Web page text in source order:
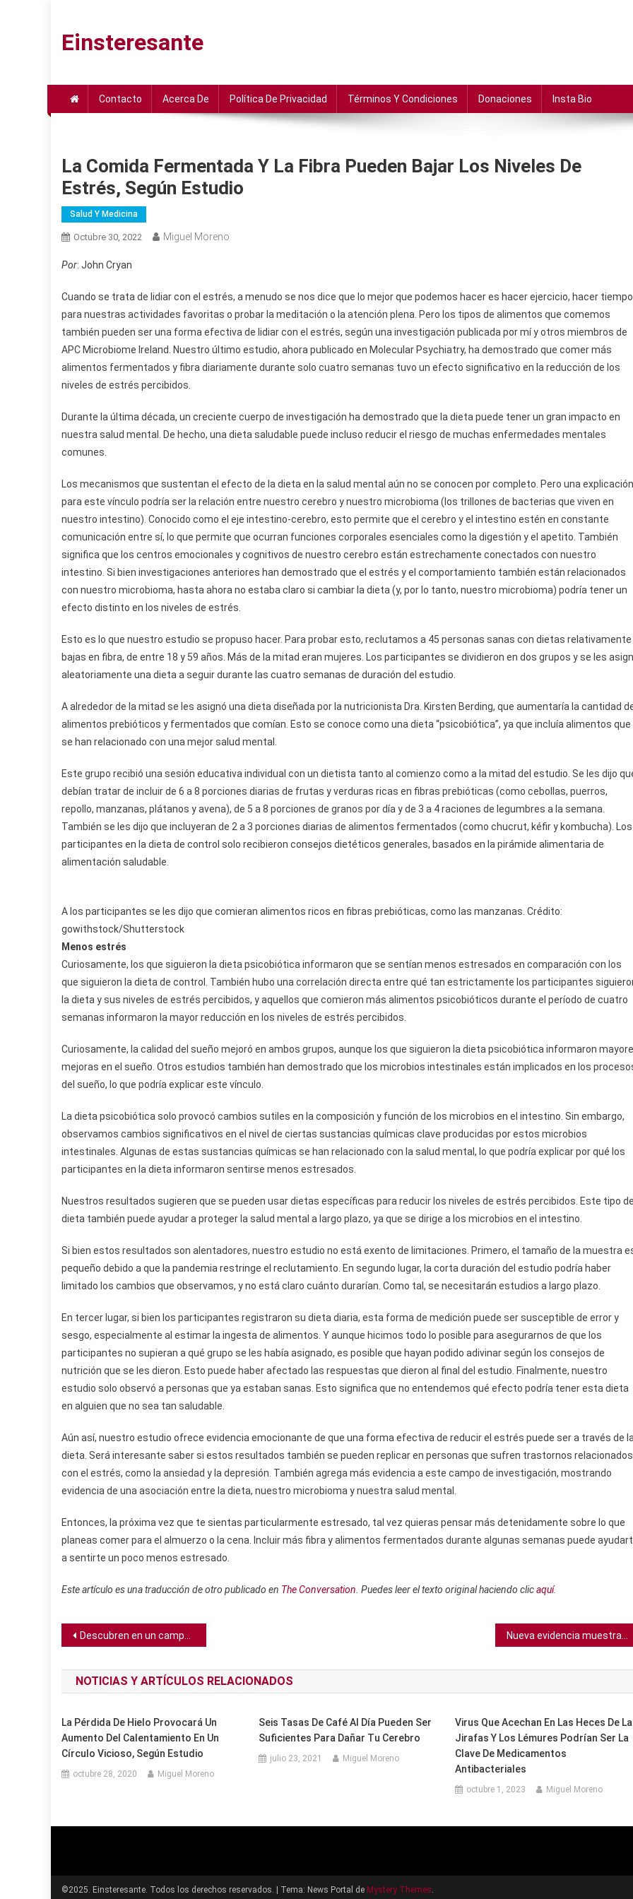
contenido
Einsteresante
Contacto Acerca De Política De Privacidad Términos Y Condiciones Donaciones Insta Bio
La Comida Fermentada Y La Fibra Pueden Bajar Los Niveles De
Estrés, Según Estudio
Salud Y Medicina
Octubre 30, 2022 Miguel Moreno
Por: John Cryan
Cuando se trata de lidiar con el estrés, a menudo se nos dice que lo mejor que podemos hacer es hacer ejercicio, hacer tiempo
para nuestras actividades favoritas o probar la meditación o la atención plena. Pero los tipos de alimentos que comemos
también pueden ser una forma efectiva de lidiar con el estrés, según una investigación publicada por mí y otros miembros de
APC Microbiome Ireland. Nuestro último estudio, ahora publicado en Molecular Psychiatry, ha demostrado que comer más
alimentos fermentados y fibra diariamente durante solo cuatro semanas tuvo un efecto significativo en la reducción de los
niveles de estrés percibidos.
Durante la última década, un creciente cuerpo de investigación ha demostrado que la dieta puede tener un gran impacto en
nuestra salud mental. De hecho, una dieta saludable puede incluso reducir el riesgo de muchas enfermedades mentales
comunes.
Los mecanismos que sustentan el efecto de la dieta en la salud mental aún no se conocen por completo. Pero una explicación
para este vínculo podría ser la relación entre nuestro cerebro y nuestro microbioma (los trillones de bacterias que viven en
nuestro intestino). Conocido como el eje intestino-cerebro, esto permite que el cerebro y el intestino estén en constante
comunicación entre sí, lo que permite que ocurran funciones corporales esenciales como la digestión y el apetito. También
significa que los centros emocionales y cognitivos de nuestro cerebro están estrechamente conectados con nuestro
intestino. Si bien investigaciones anteriores han demostrado que el estrés y el comportamiento también están relacionados
con nuestro microbioma, hasta ahora no estaba claro si cambiar la dieta (y, por lo tanto, nuestro microbioma) podría tener un
efecto distinto en los niveles de estrés.
Esto es lo que nuestro estudio se propuso hacer. Para probar esto, reclutamos a 45 personas sanas con dietas relativamente
bajas en fibra, de entre 18 y 59 años. Más de la mitad eran mujeres. Los participantes se dividieron en dos grupos y se les
aleatoriamente una dieta a seguir durante las cuatro semanas de duración del estudio.
A alrededor de la mitad se les asignó una dieta diseñada por la nutricionista Dra. Kirsten Berding, que aumentaría la cantidad
alimentos prebióticos y fermentados que comían. Esto se conoce como una dieta “psicobiótica”, ya que incluía alimentos que
se han relacionado con una mejor salud mental.
Este grupo recibió una sesión educativa individual con un dietista tanto al comienzo como a la mitad del estudio. Se les dijo
debían tratar de incluir de 6 a 8 porciones diarias de frutas y verduras ricas en fibras prebióticas (como cebollas, puerros,
repollo, manzanas, plátanos y avena), de 5 a 8 porciones de granos por día y de 3 a 4 raciones de legumbres a la semana.
También se les dijo que incluyeran de 2 a 3 porciones diarias de alimentos fermentados (como chucrut, kéfir y kombucha). Los
participantes en la dieta de control solo recibieron consejos dietéticos generales, basados ​​en la pirámide alimentaria de
alimentación saludable.
A los participantes se les dijo que comieran alimentos ricos en fibras prebióticas, como las manzanas. Crédito:
gowithstock/Shutterstock
Menos estrés
Curiosamente, los que siguieron la dieta psicobiótica informaron que se sentían menos estresados ​​en comparación con los
que siguieron la dieta de control. También hubo una correlación directa entre qué tan estrictamente los participantes
la dieta y sus niveles de estrés percibidos, y aquellos que comieron más alimentos psicobióticos durante el período de cuatro
semanas informaron la mayor reducción en los niveles de estrés percibidos.
Curiosamente, la calidad del sueño mejoró en ambos grupos, aunque los que siguieron la dieta psicobiótica informaron
mejoras en el sueño. Otros estudios también han demostrado que los microbios intestinales están implicados en los
del sueño, lo que podría explicar este vínculo.
La dieta psicobiótica solo provocó cambios sutiles en la composición y función de los microbios en el intestino. Sin embargo,
observamos cambios significativos en el nivel de ciertas sustancias químicas clave producidas por estos microbios
intestinales. Algunas de estas sustancias químicas se han relacionado con la salud mental, lo que podría explicar por qué los
participantes en la dieta informaron sentirse menos estresados.
Nuestros resultados sugieren que se pueden usar dietas específicas para reducir los niveles de estrés percibidos. Este tipo
dieta también puede ayudar a proteger la salud mental a largo plazo, ya que se dirige a los microbios en el intestino.
Si bien estos resultados son alentadores, nuestro estudio no está exento de limitaciones. Primero, el tamaño de la muestra
pequeño debido a que la pandemia restringe el reclutamiento. En segundo lugar, la corta duración del estudio podría haber
limitado los cambios que observamos, y no está claro cuánto durarían. Como tal, se necesitarán estudios a largo plazo.
En tercer lugar, si bien los participantes registraron su dieta diaria, esta forma de medición puede ser susceptible de error y
sesgo, especialmente al estimar la ingesta de alimentos. Y aunque hicimos todo lo posible para asegurarnos de que los
participantes no supieran a qué grupo se les había asignado, es posible que hayan podido adivinar según los consejos de
nutrición que se les dieron. Esto puede haber afectado las respuestas que dieron al final del estudio. Finalmente, nuestro
estudio solo observó a personas que ya estaban sanas. Esto significa que no entendemos qué efecto podría tener esta dieta
en alguien que no sea tan saludable.
Aún así, nuestro estudio ofrece evidencia emocionante de que una forma efectiva de reducir el estrés puede ser a través de
dieta. Será interesante saber si estos resultados también se pueden replicar en personas que sufren trastornos relacionados
con el estrés, como la ansiedad y la depresión. También agrega más evidencia a este campo de investigación, mostrando
evidencia de una asociación entre la dieta, nuestro microbioma y nuestra salud mental.
Entonces, la próxima vez que te sientas particularmente estresado, tal vez quieras pensar más detenidamente sobre lo que
planeas comer para el almuerzo o la cena. Incluir más fibra y alimentos fermentados durante algunas semanas puede
a sentirte un poco menos estresado.
Este artículo es una traducción de otro publicado en The Conversation . Puedes leer el texto original haciendo clicaquí.
Navegación
de
entradas
Descubren en un campo de remolacha checo cinturón de la Edad de Bronce con diseños “cosmológicos”
NOTICIAS Y ARTÍCULOS RELACIONADOS
La Pérdida De Hielo Provocará Un
Aumento Del Calentamiento En Un
Círculo Vicioso, Según Estudio
octubre 28, 2020 Miguel Moreno
Seis Tasas De Café Al Día Pueden Ser
Suficientes Para Dañar Tu Cerebro
julio 23, 2021 Miguel Moreno
Virus Que Acechan En Las Heces De
Jirafas Y Los Lémures Podrían Ser La
Clave De Medicamentos
Antibacteriales
octubre 1, 2023 Miguel Moreno
©2025. Einsteresante. Todos los derechos reservados. Tema: News Portal de Mystery Themes.